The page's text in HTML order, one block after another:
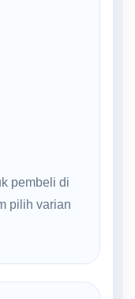
pembeli di
pilih varian